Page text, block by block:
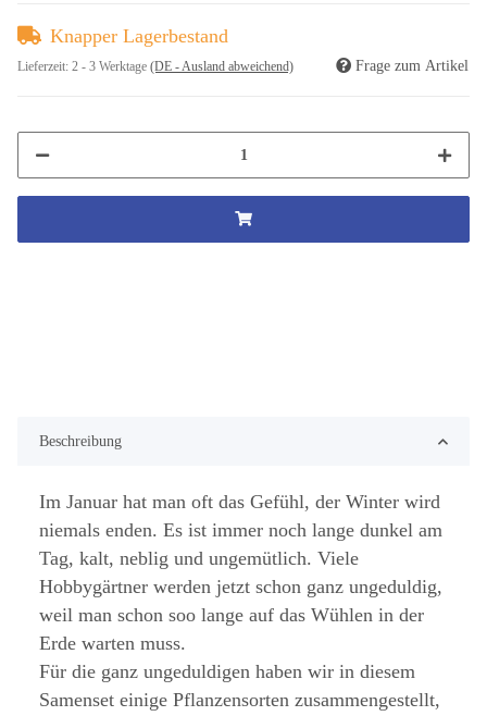
Knapper Lagerbestand
Lieferzeit: 2 - 3 Werktage (DE - Ausland abweichend) Frage zum Artikel
Beschreibung
Im Januar hat man oft das Gefühl, der Winter wird
niemals enden. Es ist immer noch lange dunkel am
Tag, kalt, neblig und ungemütlich. Viele
Hobbygärtner werden jetzt schon ganz ungeduldig,
weil man schon soo lange auf das Wühlen in der
Erde warten muss.
Für die ganz ungeduldigen haben wir in diesem
Samenset einige Pflanzensorten zusammengestellt,